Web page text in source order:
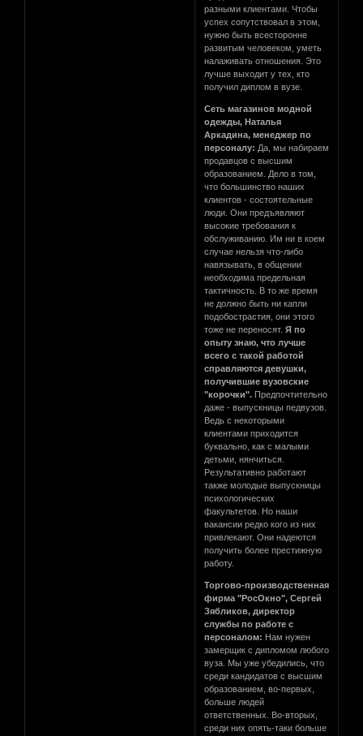
разными клиентами. Чтобы
успех сопутствовал в этом,
нужно быть всесторонне
развитым человеком, уметь
налаживать отношения. Это
лучше выходит у тех, кто
получил диплом в вузе.
Сеть магазинов модной
одежды, Наталья
Аркадина, менеджер по
персоналу: Да, мы набираем
продавцов с высшим
образованием. Дело в том,
что большинство наших
клиентов - состоятельные
люди. Они предъявляют
высокие требования к
обслуживанию. Им ни в коем
случае нельзя что-либо
навязывать, в общении
необходима предельная
тактичность. В то же время
не должно быть ни капли
подобострастия, они этого
тоже не переносят.Я по
опыту знаю, что лучше
всего с такой работой
справляются девушки,
получившие вузовские
"корочки". Предпочтительно
даже - выпускницы педвузов.
Ведь с некоторыми
клиентами приходится
буквально, как с малыми
детьми, нянчиться.
Результативно работают
также молодые выпускницы
психологических
факультетов. Но наши
вакансии редко кого из них
привлекают. Они надеются
получить более престижную
работу.
Торгово-производственная
фирма "РосОкно", Сергей
Зябликов, директор
службы по работе с
персоналом: Нам нужен
замерщик с дипломом любого
вуза. Мы уже убедились, что
среди кандидатов с высшим
образованием, во-первых,
больше людей
ответственных. Во-вторых,
среди них опять-таки больше